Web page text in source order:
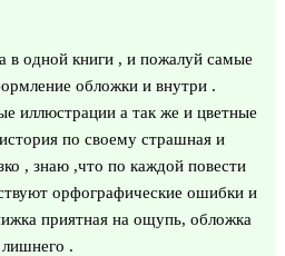
в одной книги , и пожалуй самые
обложки и внутри .
иллюстрации а так же и цветные
по своему страшная и
, знаю ,что по каждой повести
орфографические ошибки и
приятная на ощупь, обложка
лишнего .